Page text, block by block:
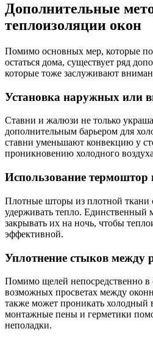
Дополнительные
теплоизоляции окон
Помимо основных мер, которые
остаться дома, существует ряд
которые тоже заслуживают
Установка наружных или
Ставни и жалюзи не только
дополнительным барьером для
ставни уменьшают конвекцию у
проникновению холодного
Использование термоштор
Плотные шторы из плотной ткани
удерживать тепло.
закрывать их на ночь, чтобы
эффективной.
Уплотнение стыков между
Помимо щелей непосредственно в
возможных просветах между
также может проникать холодный
монтажные пены и герметики
неполадки.